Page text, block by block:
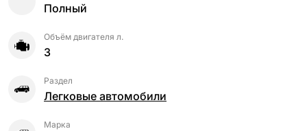
Полный
Объём двигателя л.
3
Раздел
Легковые автомобили
Марка